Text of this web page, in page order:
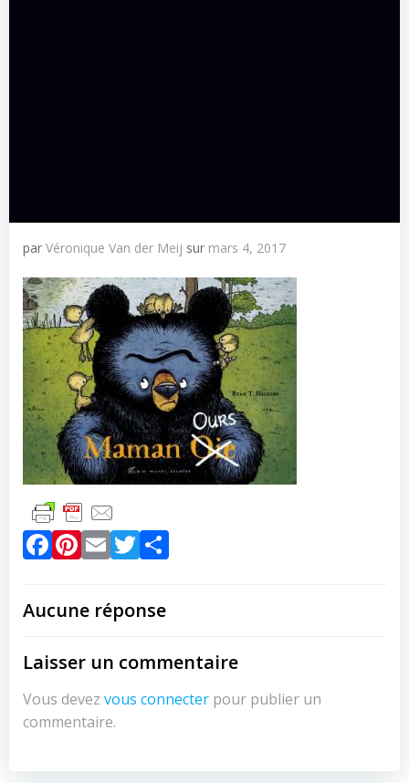
par Véronique Van der Meij sur mars 4, 2017
Facebook
Pinterest
EmailTwitter
Aucune réponse
Laisser un commentaire
Vous devez vous connecter pour publier un
commentaire.